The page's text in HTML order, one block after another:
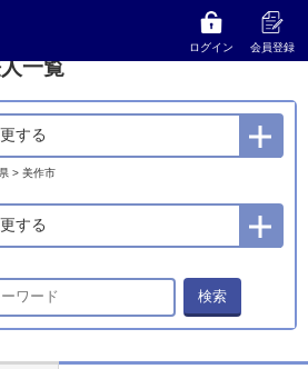
ログイン 会員登録
美作市の法人一覧
一覧
する
> 美作市
する
検索